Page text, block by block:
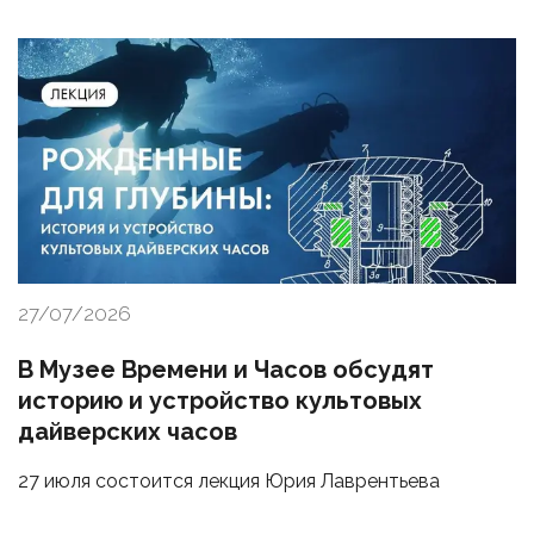
27/07/2026
В Музее Времени и Часов обсудят
историю и устройство культовых
дайверских часов
27 июля состоится лекция Юрия Лаврентьева